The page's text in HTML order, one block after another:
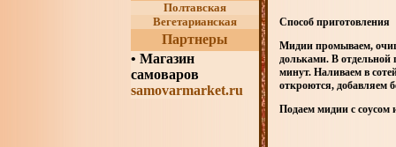
Полтавская
Вегетарианская
Партнеры
• Магазин
самоваров
samovarmarket.ru
Способ приготовления
Мидии промываем,
дольками. В отдельной
минут. Наливаем в
откроются, добавляем
Подаем мидии с